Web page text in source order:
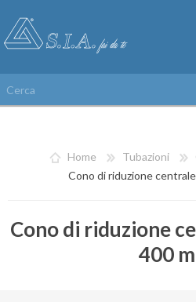
REGISTRATI
Home Tubazioni
Cono di riduzione
Cono di riduzione
400